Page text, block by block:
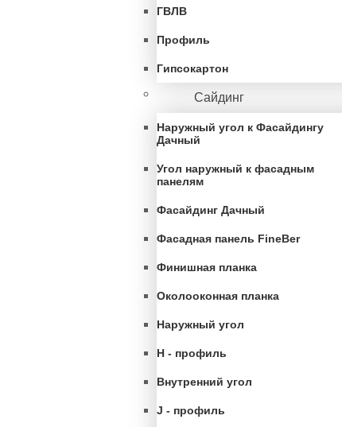
ГВЛВ
Профиль
Гипсокартон
Сайдинг
Наружный угол к Фасайдингу
Дачный
Угол наружный к фасадным
панелям
Фасайдинг Дачный
Фасадная панель FineBer
Финишная планка
Околооконная планка
Наружный угол
H - профиль
Внутренний угол
J - профиль